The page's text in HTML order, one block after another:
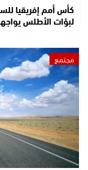
لبؤات الأطلس
مجتمع